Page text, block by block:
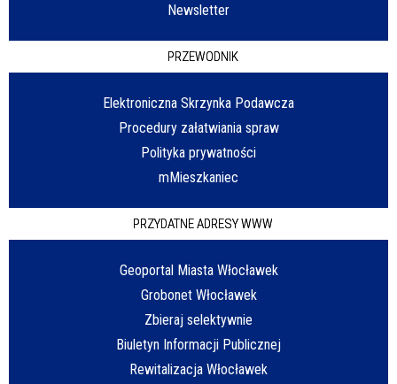
Newsletter
PRZEWODNIK
Elektroniczna Skrzynka Podawcza
Procedury załatwiania spraw
Polityka prywatności
mMieszkaniec
PRZYDATNE ADRESY WWW
Geoportal Miasta Włocławek
Grobonet Włocławek
Zbieraj selektywnie
Biuletyn Informacji Publicznej
Rewitalizacja Włocławek